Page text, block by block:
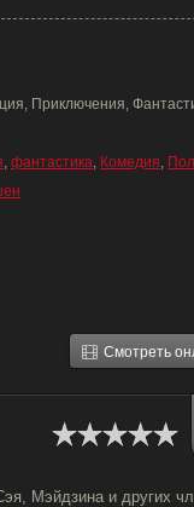
Приключения,
, фантастика, Комедия,
Смотреть
Мэйдзина и других